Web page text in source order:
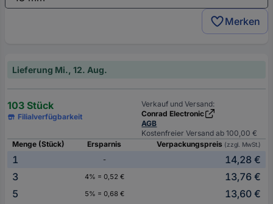
Merken
Lieferung Mi., 12. Aug.
103 Stück
Filialverfügbarkeit
Verkauf und Versand:
Conrad Electronic
AGB
Kostenfreier Versand ab 100,00 €
Menge (Stück)
Ersparnis Verpackungspreis (zzgl. MwSt.)
1 -
14,28 €
3
4% = 0,52 €
13,76 €
5
5% = 0,68 €
13,60 €